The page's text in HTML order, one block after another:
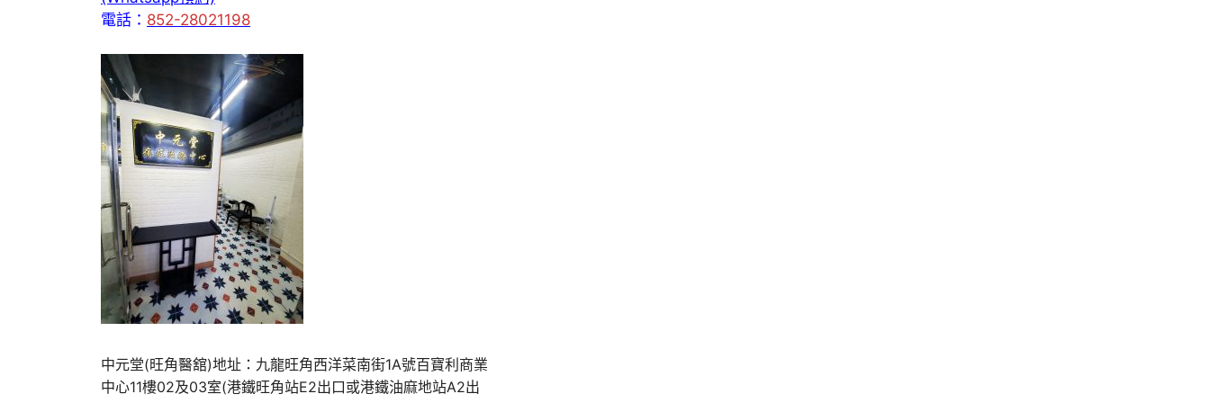
電話： 852-28021198
中元堂(旺角醫舘)地址：九龍旺角西洋菜南街1A號百寶利商業
中心11樓02及03室(港鐵旺角站E2出口或港鐵油麻地站A2出